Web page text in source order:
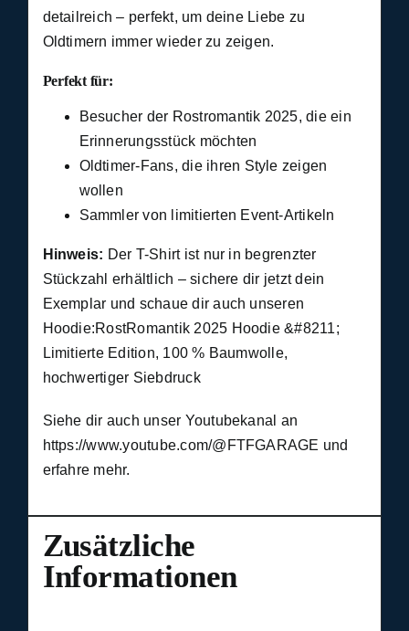
detailreich – perfekt, um deine Liebe zu
Oldtimern immer wieder zu zeigen.
Perfekt für:
Besucher der Rostromantik 2025, die ein
Erinnerungsstück möchten
Oldtimer-Fans, die ihren Style zeigen
wollen
Sammler von limitierten Event-Artikeln
Hinweis: Der T-Shirt ist nur in begrenzter
Stückzahl erhältlich – sichere dir jetzt dein
Exemplar und schaue dir auch unseren
Hoodie:RostRomantik 2025 Hoodie &#8211;
Limitierte Edition, 100 % Baumwolle,
hochwertiger Siebdruck
Siehe dir auch unser Youtubekanal an
https://www.youtube.com/@FTFGARAGE und
erfahre mehr.
Zusätzliche
Informationen